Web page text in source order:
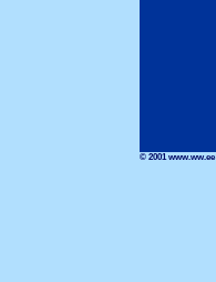
© 2001 www.ww.ee